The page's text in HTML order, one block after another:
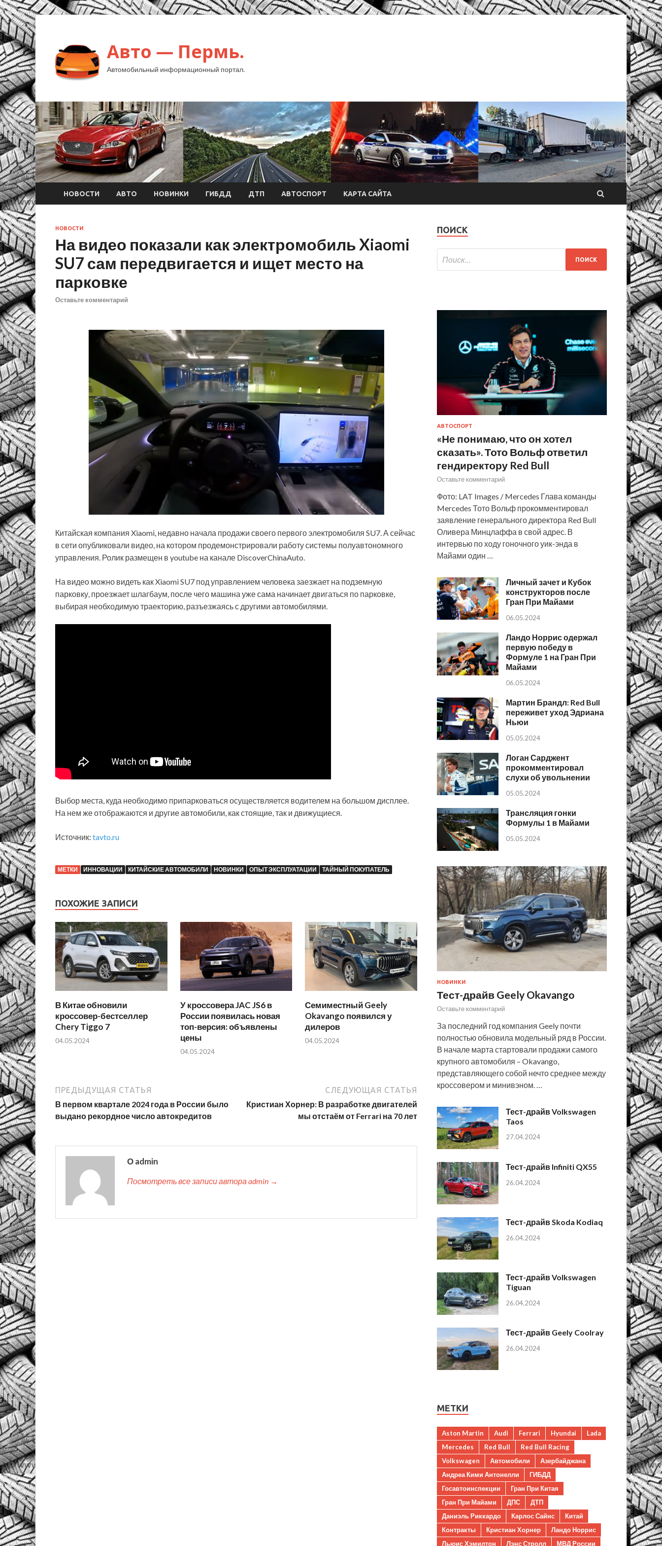
Авто — Пермь.
Автомобильный информационный портал.
НОВОСТИ АВТО НОВИНКИ ГИБДД ДТП АВТОСПОРТ КАРТА САЙТА
НОВОСТИ
На видео показали как электромобиль Xiaomi
SU7 сам передвигается и ищет место на
парковке
Оставьте комментарий
Китайская компания Xiaomi, недавно начала продажи своего первого электромобиля SU7. А сейчас
в сети опубликовали видео, на котором продемонстрировали работу системы полуавтономного
управления. Ролик размещен в youtube на канале DiscoverChinaAuto.
На видео можно видеть как Xiaomi SU7 под управлением человека заезжает на подземную
парковку, проезжает шлагбаум, после чего машина уже сама начинает двигаться по парковке,
выбирая необходимую траекторию, разъезжаясь с другими автомобилями.
Выбор места, куда необходимо припарковаться осуществляется водителем на большом дисплее.
На нем же отображаются и другие автомобили, как стоящие, так и движущиеся.
Источник: tavto.ru
МЕТКИ ИННОВАЦИИ КИТАЙСКИЕ АВТОМОБИЛИ НОВИНКИ ОПЫТ ЭКСПЛУАТАЦИИ ТАЙНЫЙ ПОКУПАТЕЛЬ
ПОХОЖИЕ ЗАПИСИ
В Китае обновили
кроссовер-бестселлер
Chery Tiggo 7
04.05.2024
У кроссовера JAC JS6 в
России появилась новая
топ-версия: объявлены
цены
04.05.2024
Семиместный Geely
Okavango появился у
дилеров
04.05.2024
ПРЕДЫДУЩАЯ СТАТЬЯ
В первом квартале 2024 года в России было
выдано рекордное число автокредитов
СЛЕДУЮЩАЯ СТАТЬЯ
Кристиан Хорнер: В разработке двигателей
мы отстаём от Ferrari на 70 лет
О admin
Посмотреть все записи автора admin →
ПОИСК
АВТОСПОРТ
«Не понимаю, что он хотел
сказать». Тото Вольф ответил
гендиректору Red Bull
Оставьте комментарий
Фото: LAT Images / Mercedes Глава команды
Mercedes Тото Вольф прокомментировал
заявление генерального директора Red Bull
Оливера Минцлаффа в свой адрес. В
интервью по ходу гоночного уик-энда в
Майами один …
Личный зачет и Кубок
конструкторов после
Гран При Майами
06.05.2024
Ландо Норрис одержал
первую победу в
Формуле 1 на Гран При
Майами
06.05.2024
Мартин Брандл: Red Bull
переживет уход Эдриана
Ньюи
05.05.2024
Логан Сарджент
прокомментировал
слухи об увольнении
05.05.2024
Трансляция гонки
Формулы 1 в Майами
05.05.2024
НОВИНКИ
Тест-драйв Geely Okavango
Оставьте комментарий
За последний год компания Geely почти
полностью обновила модельный ряд в России.
В начале марта стартовали продажи самого
крупного автомобиля – Okavango,
представляющего собой нечто среднее между
кроссовером и минивэном. …
Тест-драйв Volkswagen
Taos
27.04.2024
Тест-драйв Infiniti QX55
26.04.2024
Тест-драйв Skoda Kodiaq
26.04.2024
Тест-драйв Volkswagen
Tiguan
26.04.2024
Тест-драйв Geely Coolray
26.04.2024
МЕТКИ
Aston Martin Audi Ferrari Hyundai
Lada
Mercedes
Red Bull
Red Bull Racing
Volkswagen
Автомобили
Азербайджана
Андреа Кими Антонелли
ГИБДД
Госавтоинспекции
Гран При Китая
Гран При Майами
ДПС
ДТП
Даниэль Риккардо
Карлос Сайнс
Китай
Контракты
Кристиан Хорнер
Ландо Норрис
Льюис Хэмилтон
Лэнс Стролл
МВД России